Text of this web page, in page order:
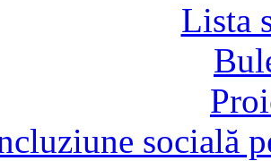
Lista
socială